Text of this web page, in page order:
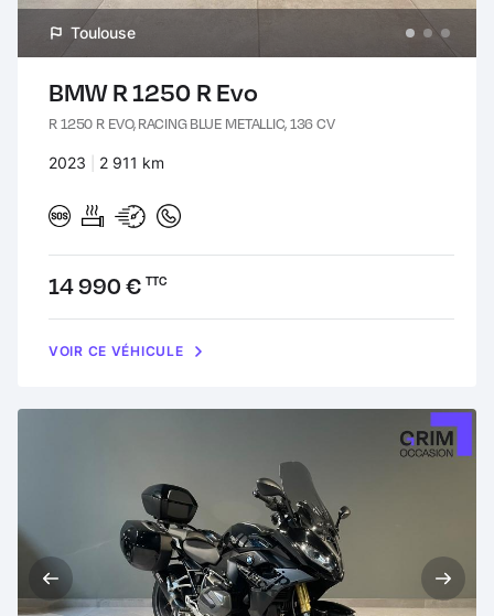
Toulouse
BMW R 1250 R Evo
R 1250 R EVO, RACING BLUE METALLIC, 136 CV
Années :
2023 Kilomètres :
2 911 km
Prix :
14 990 € TTC
VOIR CE VÉHICULE